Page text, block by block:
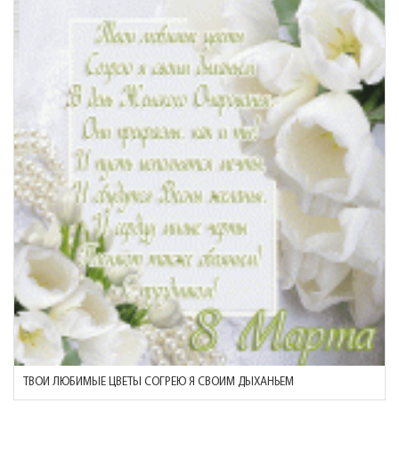
ТВОИ ЛЮБИМЫЕ ЦВЕТЫ СОГРЕЮ Я СВОИМ ДЫХАНЬЕМ